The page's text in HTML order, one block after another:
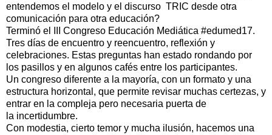
entendemos el modelo y el discurso TRIC desde otra
comunicación para otra educación?
Terminó el III Congreso Educación Mediática #edumed17.
Tres días de encuentro y reencuentro, reflexión y
celebraciones. Estas preguntas han estado rondando por
los pasillos y en algunos cafés entre los participantes.
Un congreso diferente a la mayoría, con un formato y una
estructura horizontal, que permite revisar muchas certezas, y
entrar en la compleja pero necesaria puerta de
la incertidumbre.
Con modestia, cierto temor y mucha ilusión, hacemos una